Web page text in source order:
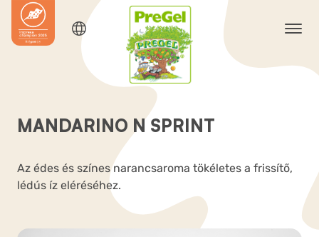
MANDARINO N SPRINT
Az édes és színes narancsaroma tökéletes a frissítő,
lédús íz eléréséhez.